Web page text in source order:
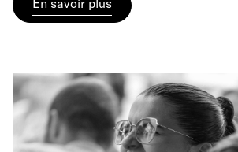
En savoir plus